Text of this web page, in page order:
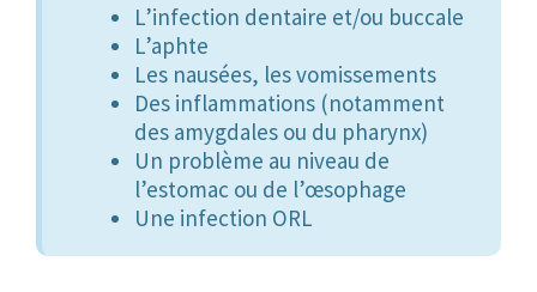
L’infection dentaire et/ou buccale
L’aphte
Les nausées, les vomissements
Des inflammations (notamment
des amygdales ou du pharynx)
Un problème au niveau de
l’estomac ou de l’œsophage
Une infection ORL